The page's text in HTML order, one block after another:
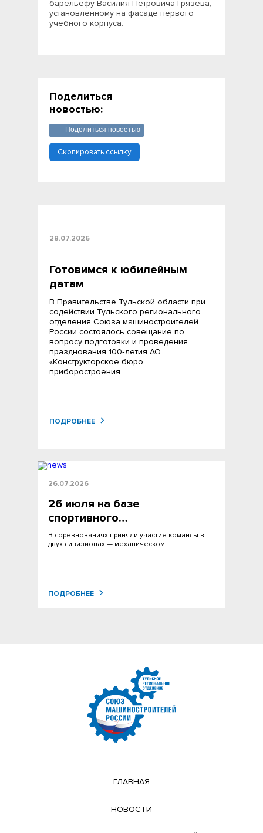
28.07.2026
Готовимся к юбилейным
датам
В Правительстве Тульской области при
содействии Тульского регионального
отделения Союза машиностроителей
России состоялось совещание по
вопросу подготовки и проведения
празднования 100‑летия АО
«Конструкторское бюро
приборостроения…
ПОДРОБНЕЕ
26.07.2026
26 июля на базе
спортивного…
В соревнованиях приняли участие команды в
двух дивизионах — механическом…
ПОДРОБНЕЕ
барельефу Василия Петровича Грязева,
установленному на фасаде первого
учебного корпуса.
Поделиться
новостью:
Поделиться новостью
Скопировать ссылку
ГЛАВНАЯ
НОВОСТИ